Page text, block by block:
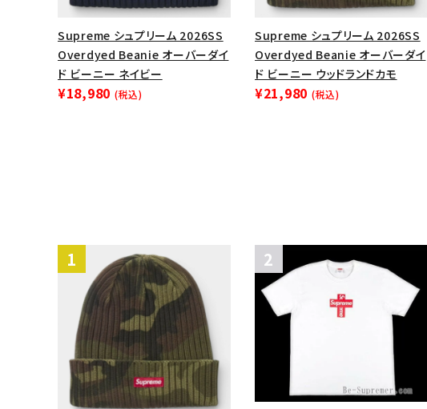
Supreme シュプリーム 2026SS
Overdyed Beanie オーバーダイ
ド ビーニー ネイビー
¥18,980 (税込)
Supreme シュプリーム 2026SS
Overdyed Beanie オーバーダイ
ド ビーニー ウッドランドカモ
¥21,980 (税込)